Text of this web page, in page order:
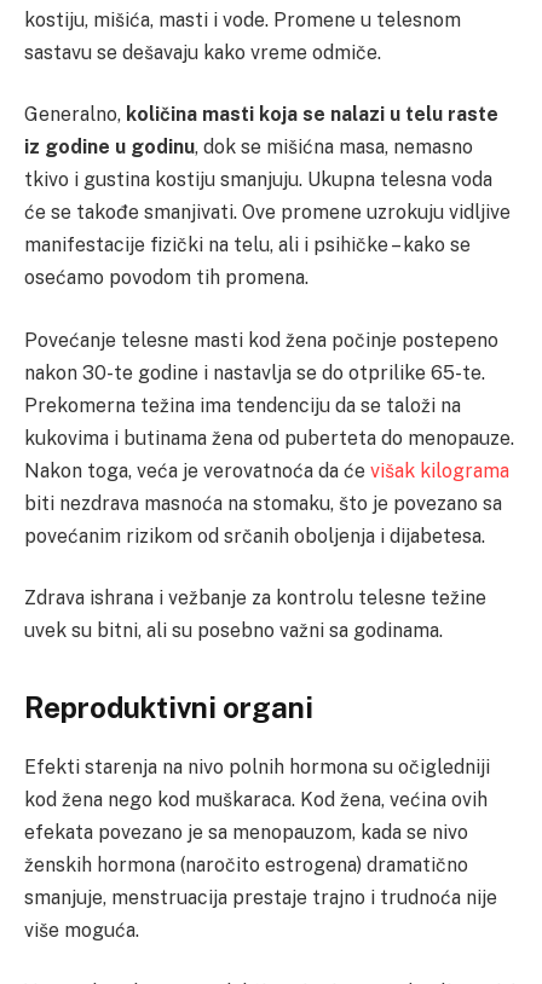
kostiju, mišića, masti i vode. Promene u telesnom
sastavu se dešavaju kako vreme odmiče.
Generalno, količina masti koja se nalazi u telu raste
iz godine u godinu, dok se mišićna masa, nemasno
tkivo i gustina kostiju smanjuju. Ukupna telesna voda
će se takođe smanjivati. Ove promene uzrokuju vidljive
manifestacije fizički na telu, ali i psihičke – kako se
osećamo povodom tih promena.
Povećanje telesne masti kod žena počinje postepeno
nakon 30-te godine i nastavlja se do otprilike 65-te.
Prekomerna težina ima tendenciju da se taloži na
kukovima i butinama žena od puberteta do menopauze.
Nakon toga, veća je verovatnoća da će višak kilograma
biti nezdrava masnoća na stomaku, što je povezano sa
povećanim rizikom od srčanih oboljenja i dijabetesa.
Zdrava ishrana i vežbanje za kontrolu telesne težine
uvek su bitni, ali su posebno važni sa godinama.
Reproduktivni organi
Efekti starenja na nivo polnih hormona su očigledniji
kod žena nego kod muškaraca. Kod žena, većina ovih
efekata povezano je sa menopauzom, kada se nivo
ženskih hormona (naročito estrogena) dramatično
smanjuje, menstruacija prestaje trajno i trudnoća nije
više moguća.